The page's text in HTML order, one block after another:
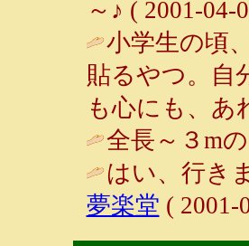
～♪ ( 2001-04-
小学生の頃
貼るやつ。自
も心にも、
全長～３m
はい、行き
夢楽堂 ( 2001-